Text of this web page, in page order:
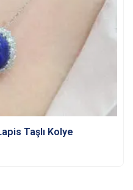
Taşlı Kolye